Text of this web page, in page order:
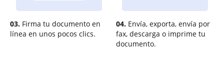
03. Firma tu documento en
línea en unos pocos clics.
04. Envía, exporta, envía por
fax, descarga o imprime tu
documento.